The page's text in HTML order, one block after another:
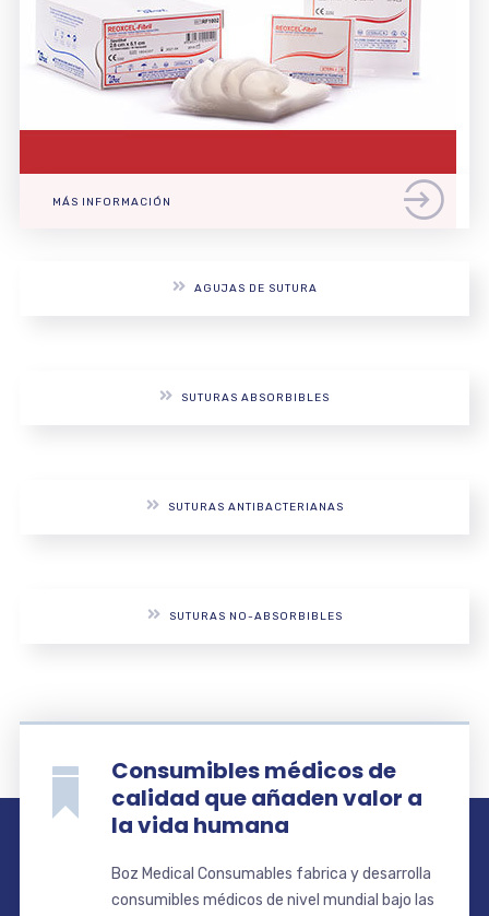
MÁS INFORMACIÓN
AGUJAS DE SUTURA
SUTURAS ABSORBIBLES
SUTURAS ANTIBACTERIANAS
SUTURAS NO-ABSORBIBLES
Consumibles médicos de
calidad que añaden valor a
la vida humana
Boz Medical Consumables fabrica y desarrolla
consumibles médicos de nivel mundial bajo las